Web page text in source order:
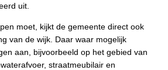
uit.
moet, kijkt de gemeente direct ook
van de wijk. Daar waar mogelijk
aan, bijvoorbeeld op het gebied van
straatmeubilair en